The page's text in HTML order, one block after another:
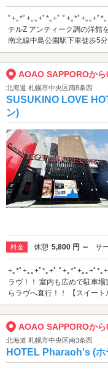
ﾟ+｡*ﾟ+｡｡+ﾟ*｡+ﾟ ﾟ+｡*ﾟ+｡｡+ﾟ
テルZ アンティーク調の洋館
南北線中島公園駅下車徒歩5分
AOAO SAPPOROか
北海道 札幌市中央区南8条西
SUSUKINO LOVE
ン)
料金 休憩 5,800 円 ～ サ
+｡*ﾟ+｡｡+ﾟ*｡+ﾟ ﾟ+｡*ﾟ+｡｡+ﾟ*
ラヴ！！ 室内も広めで駐車
らラヴへ直行！！ 【スイート
AOAO SAPPOROか
北海道 札幌市中央区南3条西
HOTEL Pharaoh's (ホ